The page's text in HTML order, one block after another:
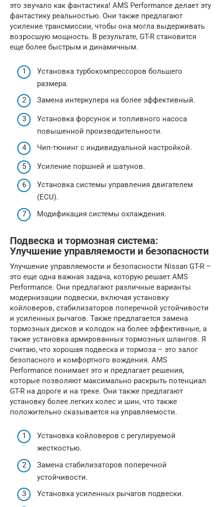
это звучало как фантастика! AMS Performance делает эту
фантастику реальностью. Они также предлагают
усиление трансмиссии, чтобы она могла выдерживать
возросшую мощность. В результате, GT-R становится
еще более быстрым и динамичным.
Установка турбокомпрессоров большего
размера.
Замена интеркулера на более эффективный.
Установка форсунок и топливного насоса
повышенной производительности.
Чип-тюнинг с индивидуальной настройкой.
Усиление поршней и шатунов.
Установка системы управления двигателем
(ECU).
Модификация системы охлаждения.
Подвеска и тормозная система:
Улучшение управляемости и безопасности
Улучшение управляемости и безопасности Nissan GT-R –
это еще одна важная задача, которую решает AMS
Performance. Они предлагают различные варианты
модернизации подвески, включая установку
койловеров, стабилизаторов поперечной устойчивости
и усиленных рычагов. Также предлагается замена
тормозных дисков и колодок на более эффективные, а
также установка армированных тормозных шлангов. Я
считаю, что хорошая подвеска и тормоза – это залог
безопасного и комфортного вождения. AMS
Performance понимает это и предлагает решения,
которые позволяют максимально раскрыть потенциал
GT-R на дороге и на треке. Они также предлагают
установку более легких колес и шин, что также
положительно сказывается на управляемости.
Установка койловеров с регулируемой
жесткостью.
Замена стабилизаторов поперечной
устойчивости.
Установка усиленных рычагов подвески.